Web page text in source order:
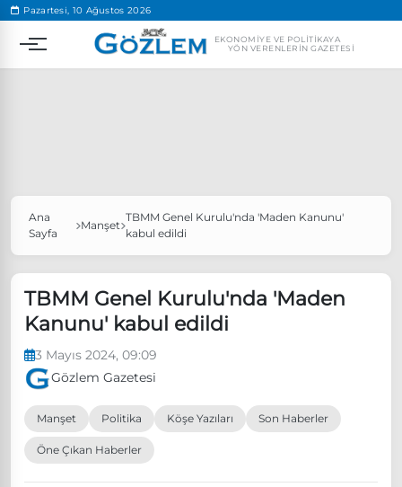
Pazartesi, 10 Ağustos 2026
EKONOMIYE VE POLITIKAYA
YÖN VERENLERIN GAZETESI
Popüler Aramalar
Özgür Özel, Ekrem İmamoğlu’nu ziyaret edecek
Ünlü çift bir etkinliğe daha katılmama kararı aldı
Ana
Sayfa
Manşet
TBMM Genel Kurulu'nda 'Maden Kanunu'
kabul edildi
TBMM Genel Kurulu'nda 'Maden
Kanunu' kabul edildi
3 Mayıs 2024, 09:09
Gözlem Gazetesi
Manşet Politika Köşe Yazıları Son Haberler
Öne Çıkan Haberler